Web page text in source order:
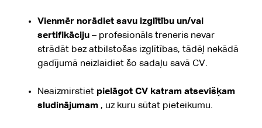
Vienmēr norādiet savu izglītību un/vai
sertifikāciju – profesionāls treneris nevar
strādāt bez atbilstošas izglītības, tādēļ nekādā
gadījumā neizlaidiet šo sadaļu savā CV.
Neaizmirstiet pielāgot CV katram atsevišķam
sludinājumam , uz kuru sūtat pieteikumu.